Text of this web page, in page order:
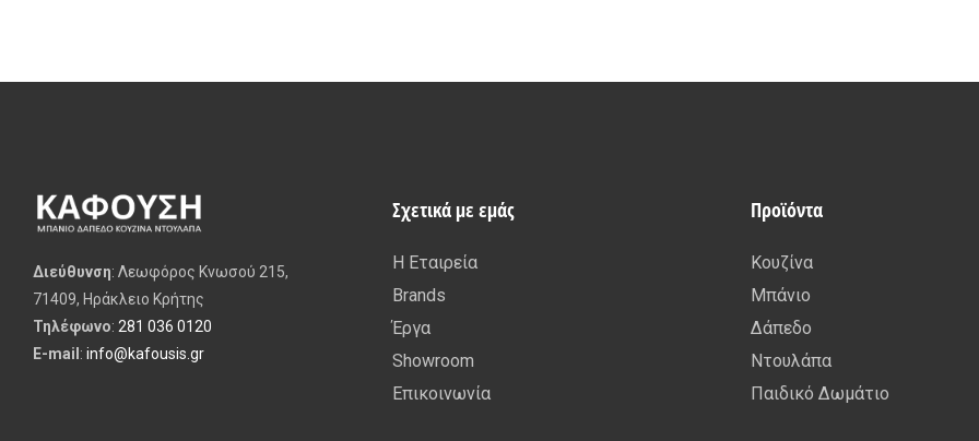
Διεύθυνση: Λεωφόρος Κνωσού 215,
71409, Ηράκλειο Κρήτης
Τηλέφωνο: 281 036 0120
E-mail : info@kafousis.gr
Σχετικά με εμάς
Η Εταιρεία
Brands
Έργα
Showroom
Επικοινωνία
Προϊόντα
Κουζίνα
Μπάνιο
Δάπεδο
Ντουλάπα
Παιδικό Δωμάτιο